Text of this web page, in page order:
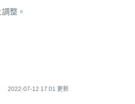
整。
2022-07-12 17:01 更新